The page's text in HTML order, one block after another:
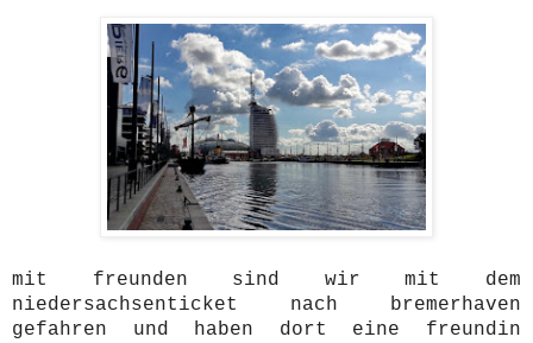
mit freunden sind wir mit dem
niedersachsenticket nach bremerhaven
gefahren und haben dort eine freundin